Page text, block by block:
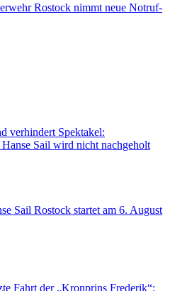
Rostock nimmt neue Notruf-
verhindert Spektakel:
Sail wird nicht nachgeholt
Sail Rostock startet am 6. August
Fahrt der „Kronprins Frederik“: